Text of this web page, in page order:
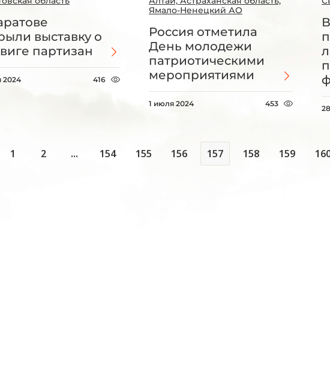
выставку о
партизан
2024 416
Ямало-Ненецкий АО
Россия отметила
День молодежи
патриотическими
мероприятиями
1 июля 2024 453
1 2 ... 154 155 156 157 158 159